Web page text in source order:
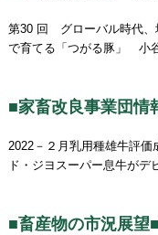
第30 回 グローバル時代
で育てる「つがる豚」 小
■家畜改良事業団情
2022－２月乳用種雄牛評
ド・ジヨスーパー息牛がデ
■畜産物の市況展望■